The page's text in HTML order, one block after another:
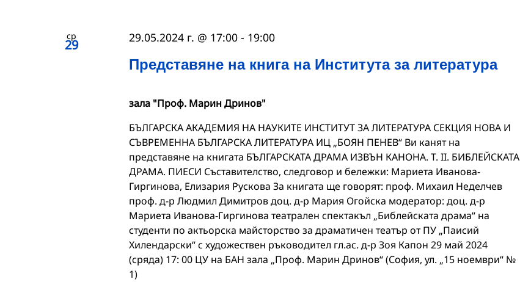
ср
29
Представяне на книга на Института за литература
29.05.2024 г. @ 17:00- 19:00
зала "Проф. Марин Дринов"
БЪЛГАРСКА АКАДЕМИЯ НА НАУКИТЕ ИНСТИТУТ ЗА ЛИТЕРАТУРА СЕКЦИЯ НОВА И
СЪВРЕМЕННА БЪЛГАРСКА ЛИТЕРАТУРА ИЦ „БОЯН ПЕНЕВ“ Ви канят на
представяне на книгата БЪЛГАРСКАТА ДРАМА ИЗВЪН КАНОНА. Т. II. БИБЛЕЙСКАТА
ДРАМА. ПИЕСИ Съставителство, следговор и бележки: Мариета Иванова-
Гиргинова, Елизария Рускова За книгата ще говорят: проф. Михаил Неделчев
проф. д-р Людмил Димитров доц. д-р Мария Огойска модератор: доц. д-р
Мариета Иванова-Гиргинова театрален спектакъл „Библейската драма“ на
студенти по актьорска майсторство за драматичен театър от ПУ „Паисий
Хилендарски“ с художествен ръководител гл.ас. д-р Зоя Капон 29 май 2024
(сряда) 17: 00 ЦУ на БАН зала „Проф. Марин Дринов“ (София, ул. „15 ноември“ №
1)